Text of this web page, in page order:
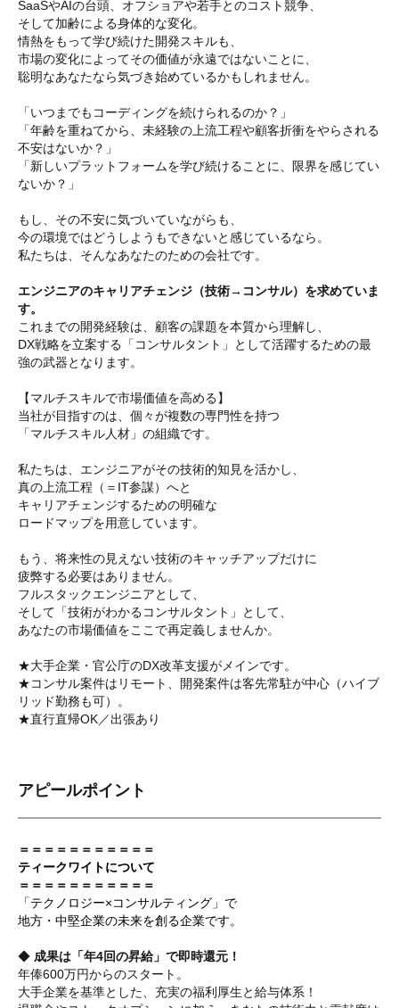
SaaSやAIの台頭、オフショアや若手とのコスト競争、
そして加齢による身体的な変化。
情熱をもって学び続けた開発スキルも、
市場の変化によってその価値が永遠ではないことに、
聡明なあなたなら気づき始めているかもしれません。
「いつまでもコーディングを続けられるのか？」
「年齢を重ねてから、未経験の上流工程や顧客折衝をやらされる
不安はないか？」
「新しいプラットフォームを学び続けることに、限界を感じてい
ないか？」
もし、その不安に気づいていながらも、
今の環境ではどうしようもできないと感じているなら。
私たちは、そんなあなたのための会社です。
エンジニアのキャリアチェンジ（技術→コンサル）を求めていま
す。
これまでの開発経験は、顧客の課題を本質から理解し、
DX戦略を立案する「コンサルタント」として活躍するための最
強の武器となります。
【マルチスキルで市場価値を高める】
当社が目指すのは、個々が複数の専門性を持つ
「マルチスキル人材」の組織です。
私たちは、エンジニアがその技術的知見を活かし、
真の上流工程（＝IT参謀）へと
キャリアチェンジするための明確な
ロードマップを用意しています。
もう、将来性の見えない技術のキャッチアップだけに
疲弊する必要はありません。
フルスタックエンジニアとして、
そして「技術がわかるコンサルタント」として、
あなたの市場価値をここで再定義しませんか。
★大手企業・官公庁のDX改革支援がメインです。
★コンサル案件はリモート、開発案件は客先常駐が中心（ハイブ
リッド勤務も可）。
★直行直帰OK／出張あり
アピールポイント
＝＝＝＝＝＝＝＝＝＝＝
ティークワイトについて
＝＝＝＝＝＝＝＝＝＝＝
「テクノロジー×コンサルティング」で
地方・中堅企業の未来を創る企業です。
◆ 成果は「年4回の昇給」で即時還元！
年俸600万円からのスタート。
大手企業を基準とした、充実の福利厚生と給与体系！